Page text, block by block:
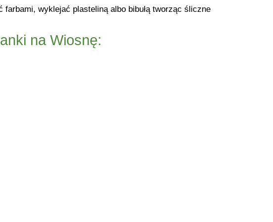
wyklejać plasteliną albo bibułą tworząc śliczne
na Wiosnę: